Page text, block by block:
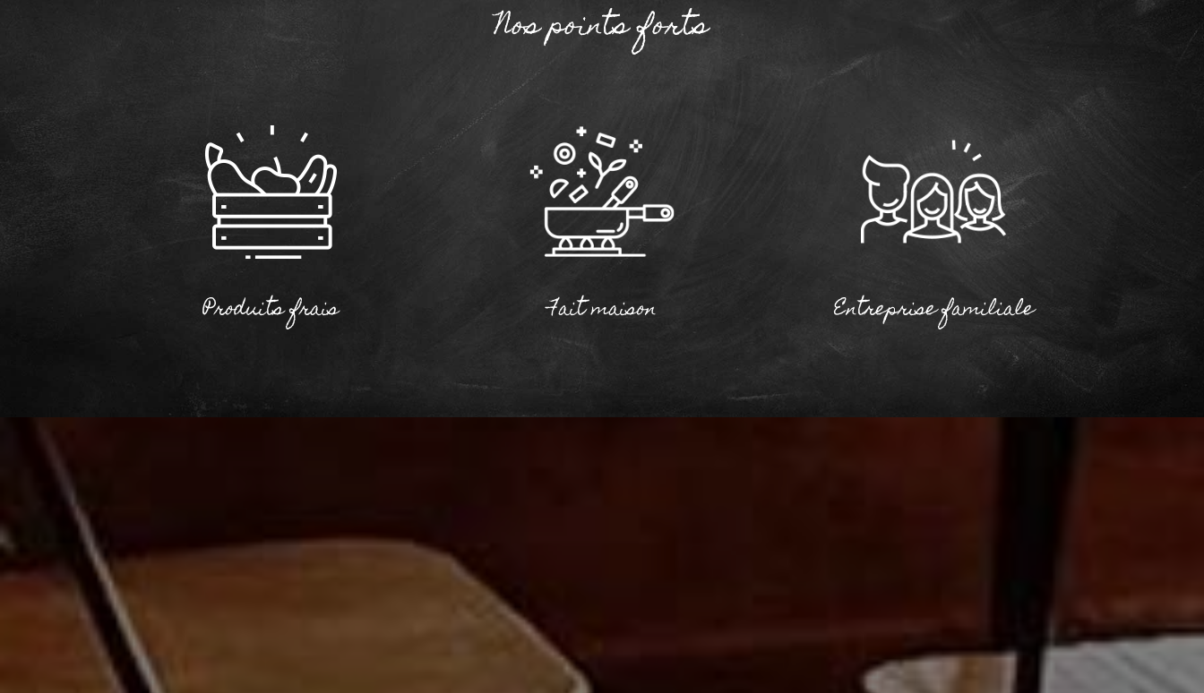
Nos points forts
Produits frais Fait maison Entreprise familiale